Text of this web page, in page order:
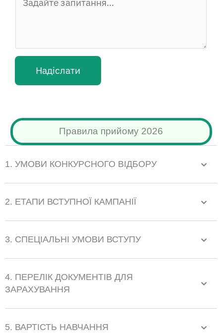
l
i
l
Надіслати
Правила прийому 2026
1. УМОВИ КОНКУРСНОГО ВІДБОРУ
2. ЕТАПИ ВСТУПНОЇ КАМПАНІЇ
3. СПЕЦІАЛЬНІ УМОВИ ВСТУПУ
4. ПЕРЕЛІК ДОКУМЕНТІВ ДЛЯ
ЗАРАХУВАННЯ
5. ВАРТІСТЬ НАВЧАННЯ